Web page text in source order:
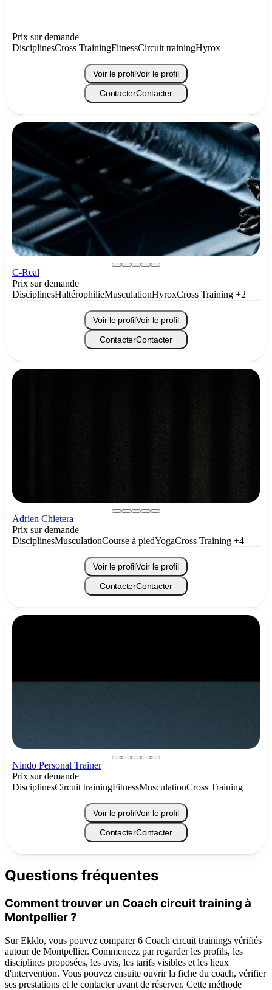
Prix sur demande
DisciplinesCross TrainingFitnessCircuit trainingHyrox
Voir le profilVoir le profil
ContacterContacter
C-Real
Prix sur demande
DisciplinesHaltérophilieMusculationHyroxCross Training +2
Voir le profilVoir le profil
ContacterContacter
Adrien Chietera
Prix sur demande
DisciplinesMusculationCourse à piedYogaCross Training +4
Voir le profilVoir le profil
ContacterContacter
Nindo Personal Trainer
Prix sur demande
DisciplinesCircuit trainingFitnessMusculationCross Training
Voir le profilVoir le profil
ContacterContacter
Questions fréquentes
Comment trouver un Coach circuit training à
Montpellier ?
Sur Ekklo, vous pouvez comparer 6 Coach circuit trainings vérifiés
autour de Montpellier. Commencez par regarder les profils, les
disciplines proposées, les avis, les tarifs visibles et les lieux
d'intervention. Vous pouvez ensuite ouvrir la fiche du coach, vérifier
ses prestations et le contacter avant de réserver. Cette méthode